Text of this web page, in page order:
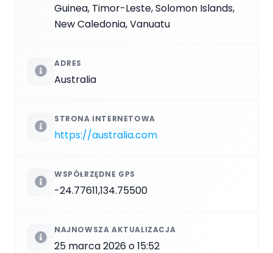
Guinea, Timor-Leste, Solomon Islands,
New Caledonia, Vanuatu
ADRES
Australia
STRONA INTERNETOWA
https://australia.com
WSPÓŁRZĘDNE GPS
-24.77611,134.75500
NAJNOWSZA AKTUALIZACJA
25 marca 2026 o 15:52